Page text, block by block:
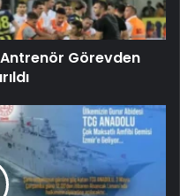
Görevden